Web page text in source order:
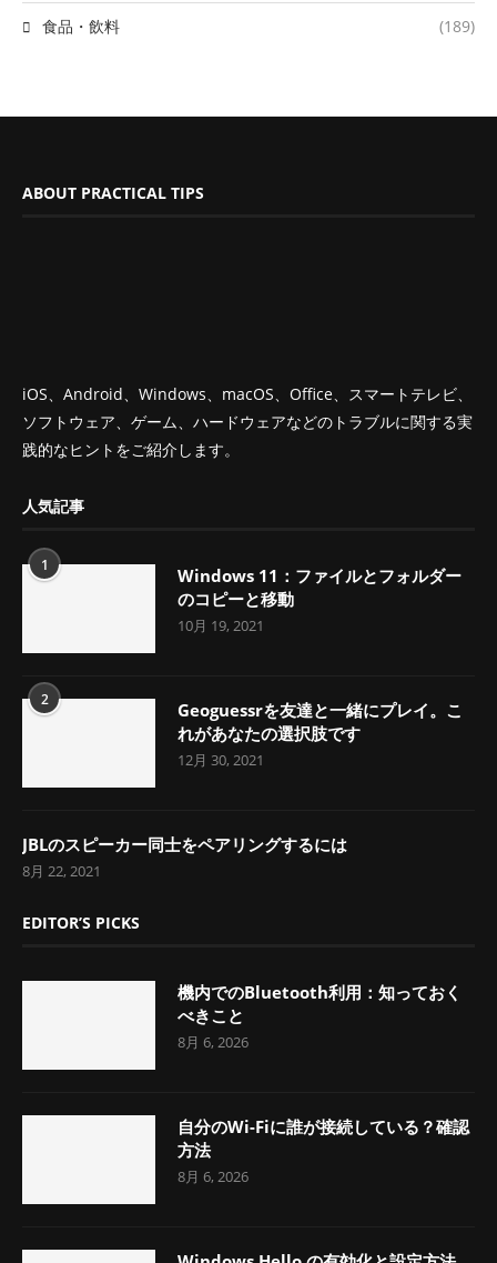
食品・飲料 (189)
ABOUT PRACTICAL TIPS
iOS、Android、Windows、macOS、Office、スマートテレビ、
ソフトウェア、ゲーム、ハードウェアなどのトラブルに関する実
践的なヒントをご紹介します。
人気記事
1
Windows 11：ファイルとフォルダー
のコピーと移動
10月 19, 2021
2
Geoguessrを友達と一緒にプレイ。こ
れがあなたの選択肢です
12月 30, 2021
JBLのスピーカー同士をペアリングするには
8月 22, 2021
EDITOR’S PICKS
機内でのBluetooth利用：知っておく
べきこと
8月 6, 2026
自分のWi-Fiに誰が接続している？確認
方法
8月 6, 2026